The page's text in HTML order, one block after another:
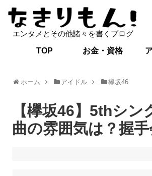
エンタメとその他諸々を書くブログ
TOP
お金・資格
ホーム アイドル 欅坂46
【欅坂46】5thシン
曲の雰囲気は？握